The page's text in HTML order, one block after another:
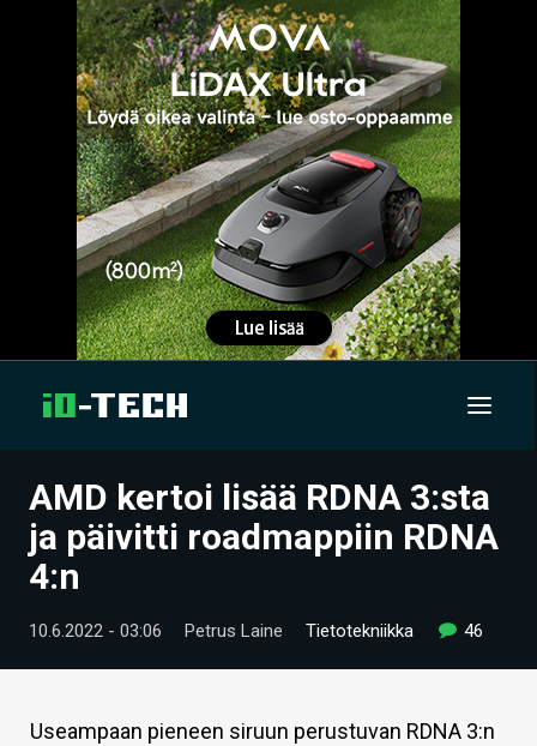
UUTISET
ARTIKKELIT
VIDEOT
TECHBBS
TIETOA
AMD kertoi lisää RDNA 3:sta
ja päivitti roadmappiin RDNA
4:n
10.6.2022 - 03:06 Petrus Laine Tietotekniikka 46
Useampaan pieneen siruun perustuvan RDNA 3:n